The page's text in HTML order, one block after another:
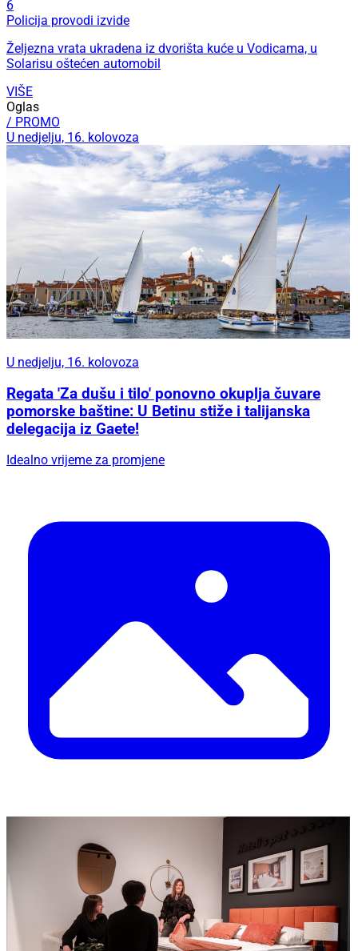
6
Policija provodi izvide
Željezna vrata ukradena iz dvorišta kuće u Vodicama, u
Solarisu oštećen automobil
VIŠE
Oglas
/ PROMO
U nedjelju, 16. kolovoza
U nedjelju, 16. kolovoza
Regata 'Za dušu i tilo' ponovno okuplja čuvare
pomorske baštine: U Betinu stiže i talijanska
delegacija iz Gaete!
Idealno vrijeme za promjene